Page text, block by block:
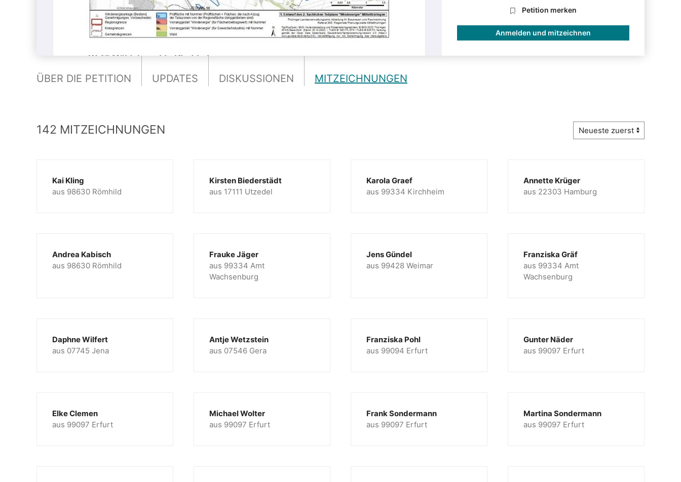
Petition merken
Anmelden und mitzeichnen
ÜBER DIE PETITION UPDATES DISKUSSIONEN MITZEICHNUNGEN
142 MITZEICHNUNGEN
Kai Kling
aus 98630 Römhild
Kirsten Biederstädt
aus 17111 Utzedel
Karola Graef
aus 99334 Kirchheim
Annette Krüger
aus 22303 Hamburg
Andrea Kabisch
aus 98630 Römhild
Frauke Jäger
aus 99334 Amt
Wachsenburg
Jens Gündel
aus 99428 Weimar
Franziska Gräf
aus 99334 Amt
Wachsenburg
Daphne Wilfert
aus 07745 Jena
Antje Wetzstein
aus 07546 Gera
Franziska Pohl
aus 99094 Erfurt
Gunter Näder
aus 99097 Erfurt
Elke Clemen
aus 99097 Erfurt
Michael Wolter
aus 99097 Erfurt
Frank Sondermann
aus 99097 Erfurt
Martina Sondermann
aus 99097 Erfurt